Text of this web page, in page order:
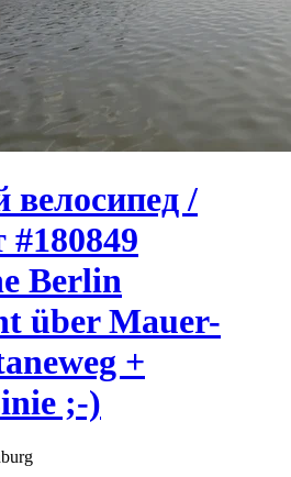
/
Berlin
über Mauer-
+
;-)